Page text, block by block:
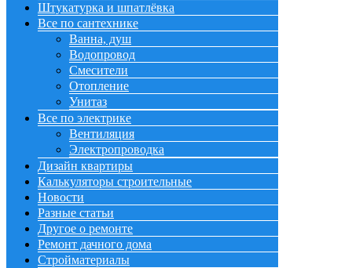
Штукатурка и шпатлёвка
Все по сантехнике
Ванна, душ
Водопровод
Смесители
Отопление
Унитаз
Все по электрике
Вентиляция
Электропроводка
Дизайн квартиры
Калькуляторы строительные
Новости
Разные статьи
Другое о ремонте
Ремонт дачного дома
Стройматериалы